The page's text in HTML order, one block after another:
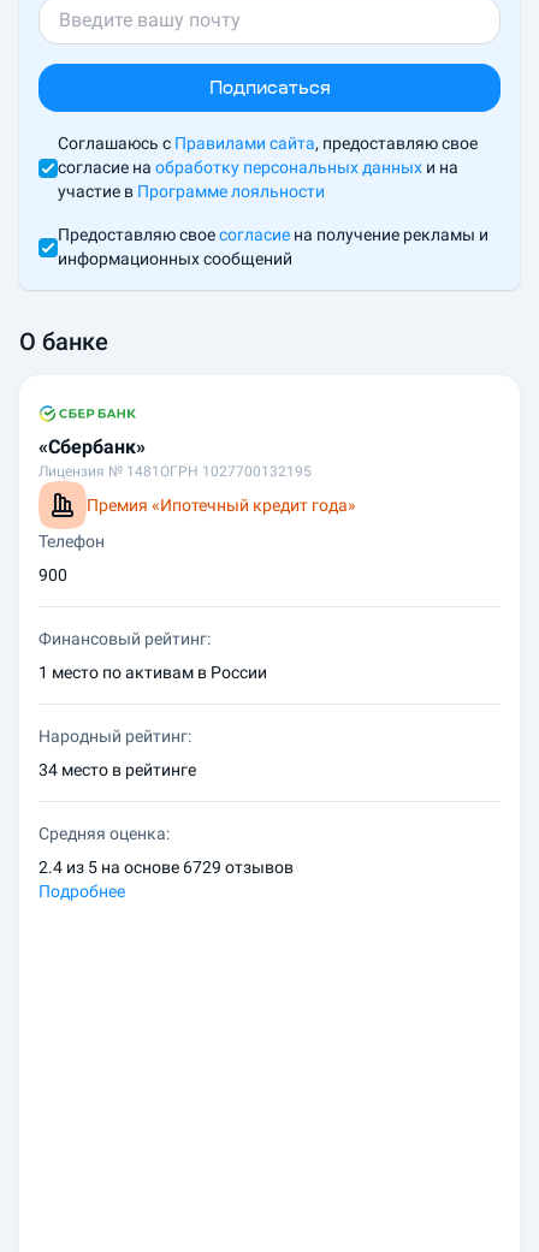
Подписаться
Соглашаюсь с Правилами сайта, предоставляю свое
согласие на обработку персональных данных и на
участие в Программе лояльности
Предоставляю своесогласие на получение рекламы и
информационных сообщений
О банке
«Сбербанк»
Лицензия № 1481 ОГРН 1027700132195
Премия «Ипотечный кредит года»
Телефон
900
Финансовый рейтинг:
1 место по активам в России
Народный рейтинг:
34 место в рейтинге
Средняя оценка:
2.4 из 5 на основе 6729 отзывов
Подробнее